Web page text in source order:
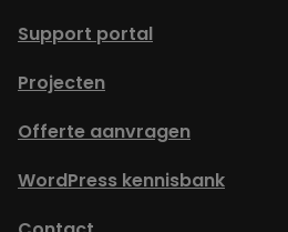
Support portal
Projecten
Offerte aanvragen
WordPress kennisbank